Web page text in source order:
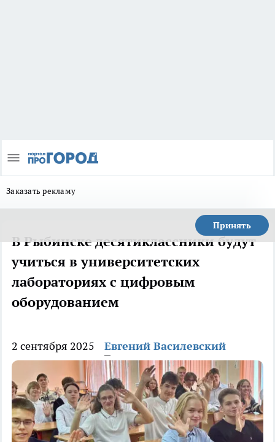
Заказать рекламу
Принять
В Рыбинске десятиклассники будут
учиться в университетских
лабораториях с цифровым
оборудованием
2 сентября 2025 Евгений Василевский